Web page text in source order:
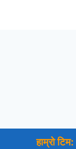
हाम्रो टिम: